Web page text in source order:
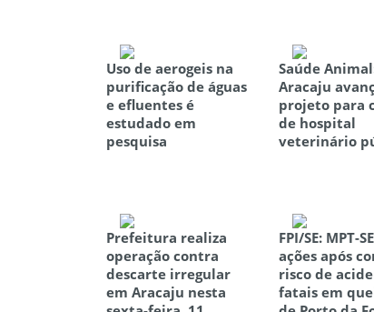
Uso de aerogeis na
purificação de águas
e efluentes é
estudado em
pesquisa
Saúde
Aracaju
projeto para
de hospital
veterinário
Prefeitura realiza
operação contra
descarte irregular
em Aracaju nesta
FPI/SE: MPT-
ações após
risco de
fatais em